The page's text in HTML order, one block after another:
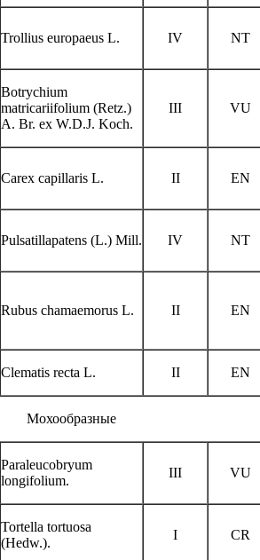
Trollius europaeus L. IV NT
Botrychium
matricariifolium (Retz.)
A. Br. ex W.D.J. Koch.
III VU
Carex capillaris L. II EN
Pulsatillapatens (L.) Mill. IV NT
Rubus chamaemorus L. II EN
Clematis recta L. II EN
Мохообразные
Paraleucobryum
longifolium.
III VU
Tortella tortuosa
(Hedw.).
I CR